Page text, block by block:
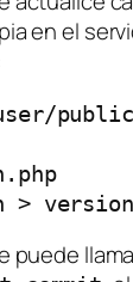
en el
puede